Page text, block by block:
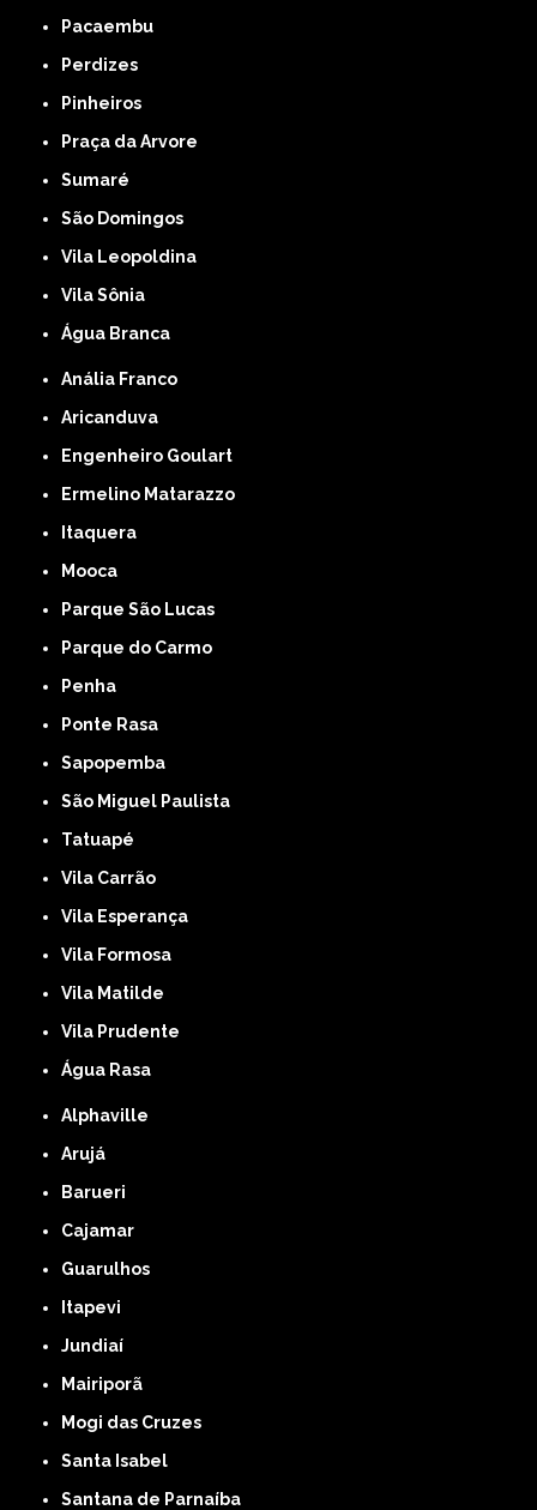
Pacaembu
Perdizes
Pinheiros
Praça da Arvore
Sumaré
São Domingos
Vila Leopoldina
Vila Sônia
Água Branca
Anália Franco
Aricanduva
Engenheiro Goulart
Ermelino Matarazzo
Itaquera
Mooca
Parque São Lucas
Parque do Carmo
Penha
Ponte Rasa
Sapopemba
São Miguel Paulista
Tatuapé
Vila Carrão
Vila Esperança
Vila Formosa
Vila Matilde
Vila Prudente
Água Rasa
Alphaville
Arujá
Barueri
Cajamar
Guarulhos
Itapevi
Jundiaí
Mairiporã
Mogi das Cruzes
Santa Isabel
Santana de Parnaíba